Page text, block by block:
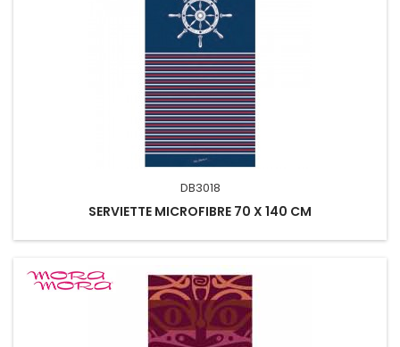
DB3018
SERVIETTE MICROFIBRE 70 X 140 CM